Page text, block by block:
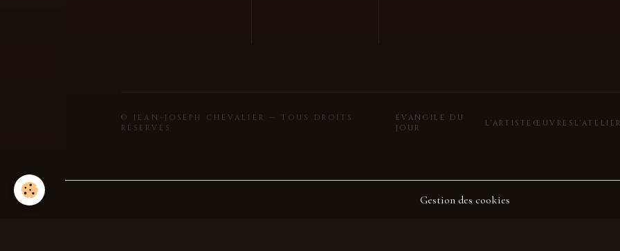
© JEAN-JOSEPH CHEVALIER — TOUS DROITS
RÉSERVÉS
ÉVANGILE DU
JOUR
L'ARTISTE ŒUVRES L'ATELIER
Gestion des cookies